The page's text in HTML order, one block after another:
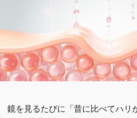
鏡を見るたびに「昔に比べてハリ